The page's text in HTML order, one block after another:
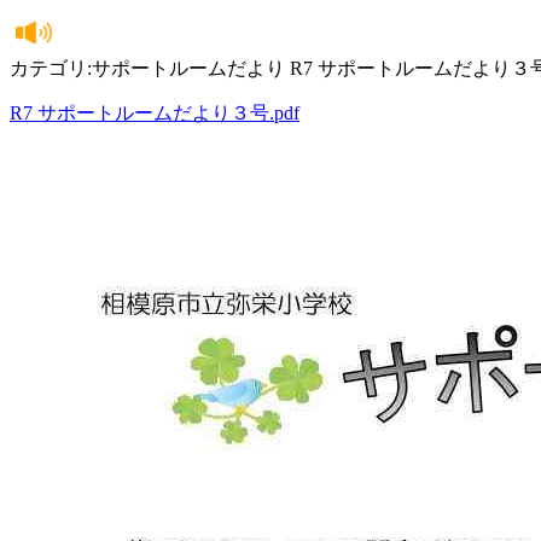
カテゴリ:サポートルームだより R7 サポートルームだより３
R7 サポートルームだより３号.pdf